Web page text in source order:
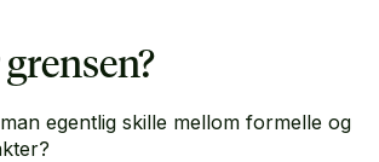
egentlig skille mellom formelle og